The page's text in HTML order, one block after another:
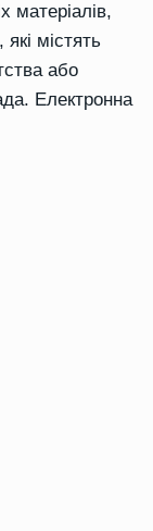
матеріалів,
містять
або
Електронна